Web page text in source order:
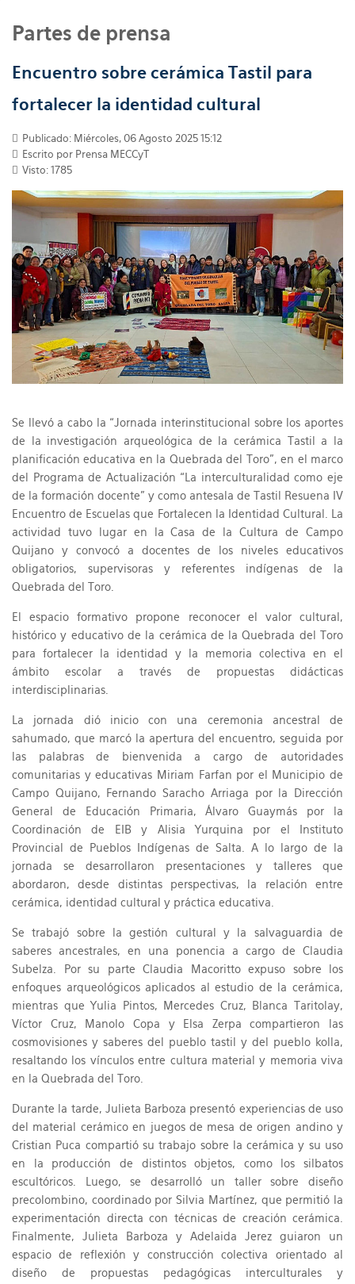
Partes de prensa
Encuentro sobre cerámica Tastil para
fortalecer la identidad cultural
Publicado: Miércoles, 06 Agosto 2025 15:12
Escrito por Prensa MECCyT
Visto: 1785
Se llevó a cabo la “Jornada interinstitucional sobre los aportes
de la investigación arqueológica de la cerámica Tastil a la
planificación educativa en la Quebrada del Toro”, en el marco
del Programa de Actualización “La interculturalidad como eje
de la formación docente” y como antesala de Tastil Resuena IV
Encuentro de Escuelas que Fortalecen la Identidad Cultural. La
actividad tuvo lugar en la Casa de la Cultura de Campo
Quijano y convocó a docentes de los niveles educativos
obligatorios, supervisoras y referentes indígenas de la
Quebrada del Toro.
El espacio formativo propone reconocer el valor cultural,
histórico y educativo de la cerámica de la Quebrada del Toro
para fortalecer la identidad y la memoria colectiva en el
ámbito escolar a través de propuestas didácticas
interdisciplinarias.
La jornada dió inicio con una ceremonia ancestral de
sahumado, que marcó la apertura del encuentro, seguida por
las palabras de bienvenida a cargo de autoridades
comunitarias y educativas Miriam Farfan por el Municipio de
Campo Quijano, Fernando Saracho Arriaga por la Dirección
General de Educación Primaria, Álvaro Guaymás por la
Coordinación de EIB y Alisia Yurquina por el Instituto
Provincial de Pueblos Indígenas de Salta. A lo largo de la
jornada se desarrollaron presentaciones y talleres que
abordaron, desde distintas perspectivas, la relación entre
cerámica, identidad cultural y práctica educativa.
Se trabajó sobre la gestión cultural y la salvaguardia de
saberes ancestrales, en una ponencia a cargo de Claudia
Subelza. Por su parte Claudia Macoritto expuso sobre los
enfoques arqueológicos aplicados al estudio de la cerámica,
mientras que Yulia Pintos, Mercedes Cruz, Blanca Taritolay,
Víctor Cruz, Manolo Copa y Elsa Zerpa compartieron las
cosmovisiones y saberes del pueblo tastil y del pueblo kolla,
resaltando los vínculos entre cultura material y memoria viva
en la Quebrada del Toro.
Durante la tarde, Julieta Barboza presentó experiencias de uso
del material cerámico en juegos de mesa de origen andino y
Cristian Puca compartió su trabajo sobre la cerámica y su uso
en la producción de distintos objetos, como los silbatos
escultóricos. Luego, se desarrolló un taller sobre diseño
precolombino, coordinado por Silvia Martínez, que permitió la
experimentación directa con técnicas de creación cerámica.
Finalmente, Julieta Barboza y Adelaida Jerez guiaron un
espacio de reflexión y construcción colectiva orientado al
diseño de propuestas pedagógicas interculturales y